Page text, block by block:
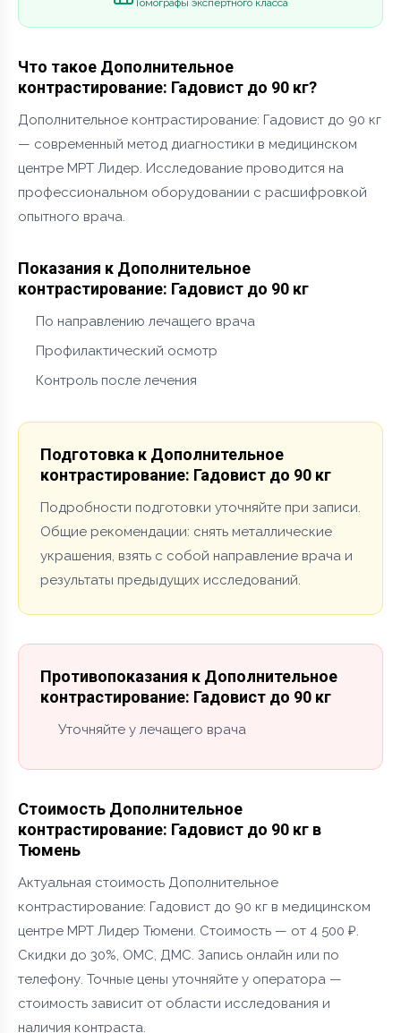
Томографы экспертного класса
Что такое Дополнительное
контрастирование: Гадовист до 90 кг?
Дополнительное контрастирование: Гадовист до 90 кг
— современный метод диагностики в медицинском
центре МРТ Лидер. Исследование проводится на
профессиональном оборудовании с расшифровкой
опытного врача.
Показания к Дополнительное
контрастирование: Гадовист до 90 кг
По направлению лечащего врача
Профилактический осмотр
Контроль после лечения
Подготовка к Дополнительное
контрастирование: Гадовист до 90 кг
Подробности подготовки уточняйте при записи.
Общие рекомендации: снять металлические
украшения, взять с собой направление врача и
результаты предыдущих исследований.
Противопоказания к Дополнительное
контрастирование: Гадовист до 90 кг
Уточняйте у лечащего врача
Стоимость Дополнительное
контрастирование: Гадовист до 90 кг в
Тюмень
Актуальная стоимость Дополнительное
контрастирование: Гадовист до 90 кг в медицинском
центре МРТ Лидер Тюмени. Стоимость — от 4 500 ₽.
Скидки до 30%, ОМС, ДМС. Запись онлайн или по
телефону. Точные цены уточняйте у оператора —
стоимость зависит от области исследования и
наличия контраста.